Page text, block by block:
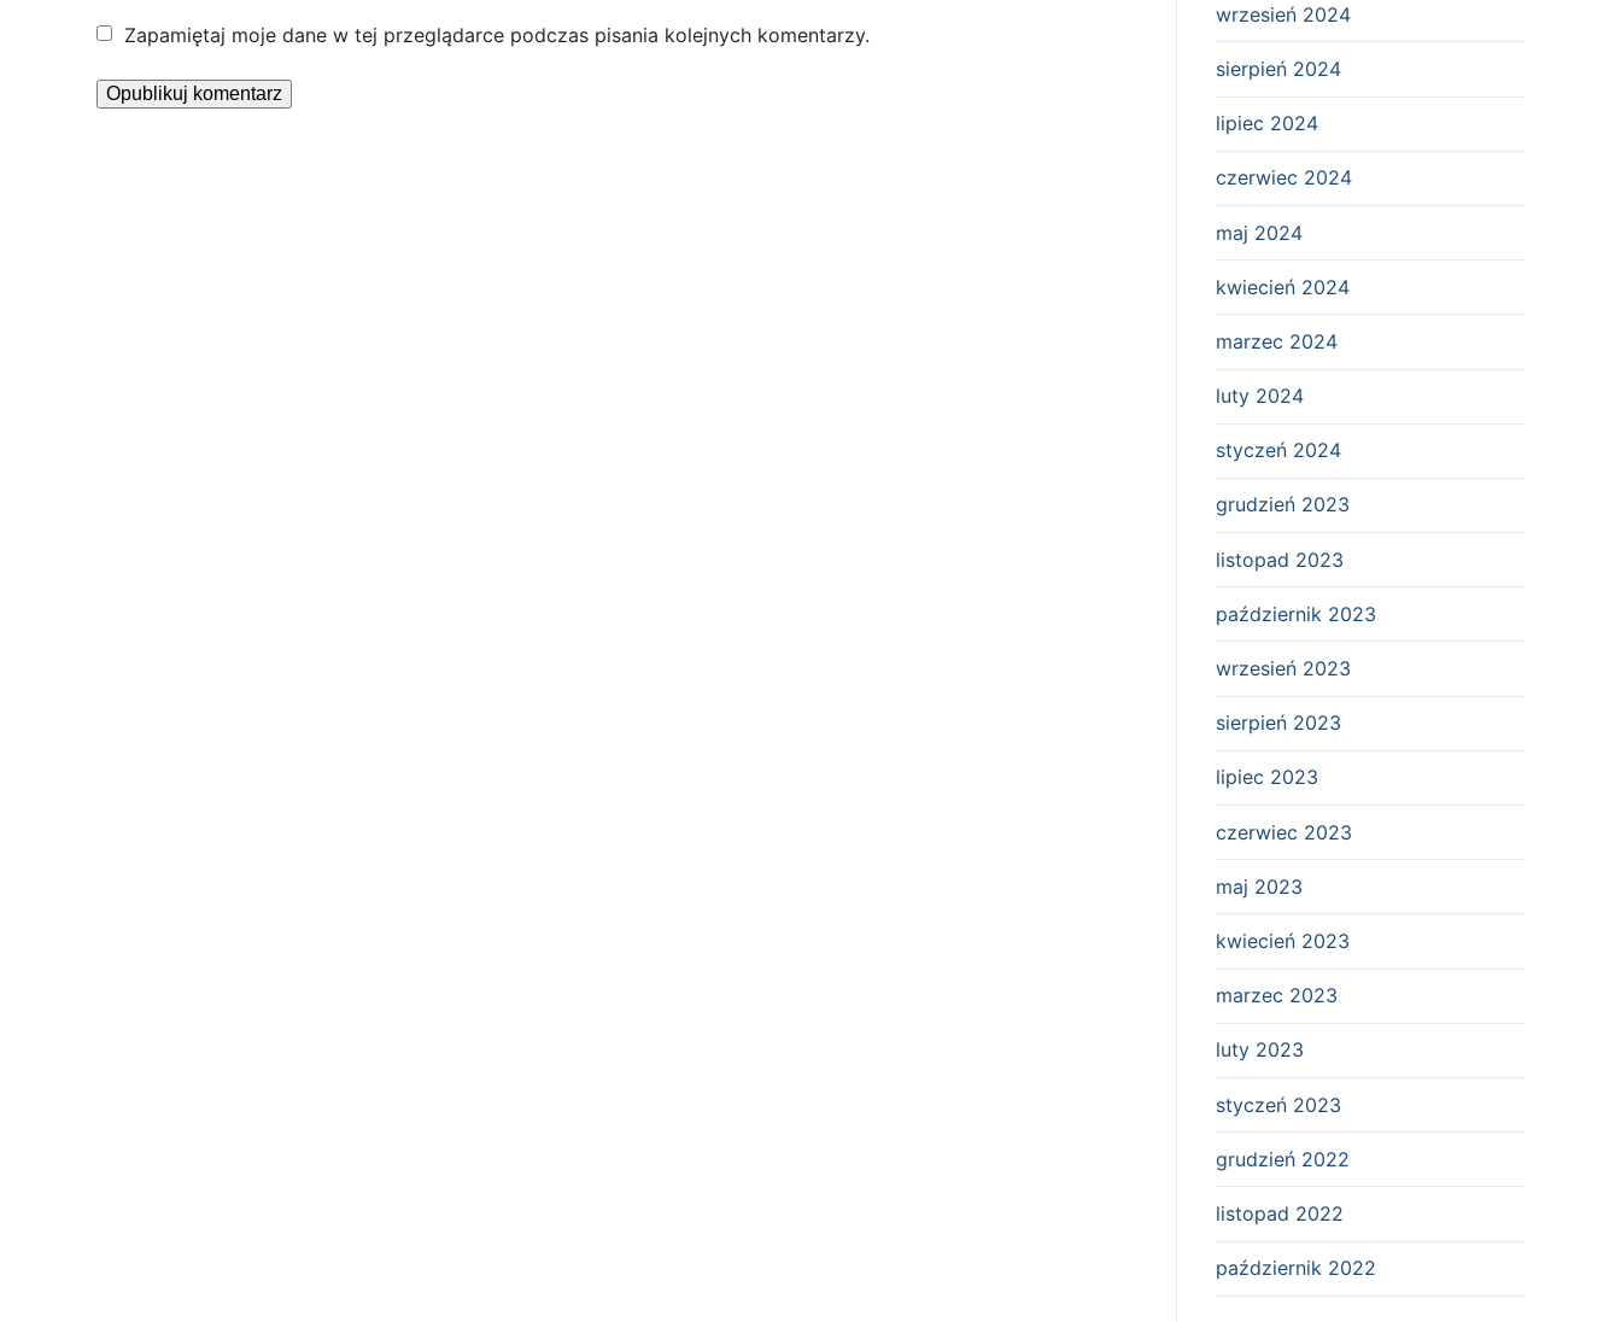
Zapamiętaj moje dane w tej przeglądarce podczas pisania kolejnych komentarzy.
wrzesień 2024
sierpień 2024
lipiec 2024
czerwiec 2024
maj 2024
kwiecień 2024
marzec 2024
luty 2024
styczeń 2024
grudzień 2023
listopad 2023
październik 2023
wrzesień 2023
sierpień 2023
lipiec 2023
czerwiec 2023
maj 2023
kwiecień 2023
marzec 2023
luty 2023
styczeń 2023
grudzień 2022
listopad 2022
październik 2022